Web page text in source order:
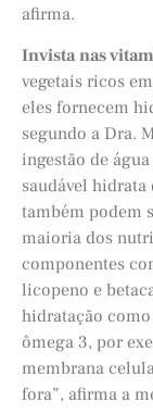
afirma.
Invista nas
vegetais ricos
eles fornecem
segundo a Dra.
ingestão de
saudável
também podem
maioria dos
componentes
licopeno e
hidratação
ômega 3, por
membrana
fora”, afirma a